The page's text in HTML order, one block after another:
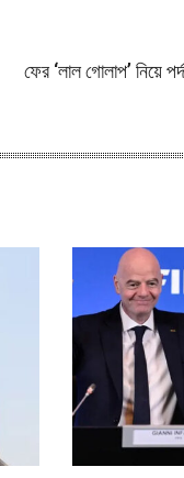
ফের ‘লাল গোলাপ’ নিয়ে